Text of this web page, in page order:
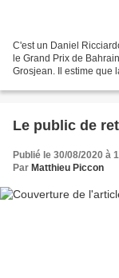
C'est un Daniel
le Grand Prix de
Grosjean. Il estime que
Le public de
Publié le 30/08/2020 à
Par Matthieu Piccon